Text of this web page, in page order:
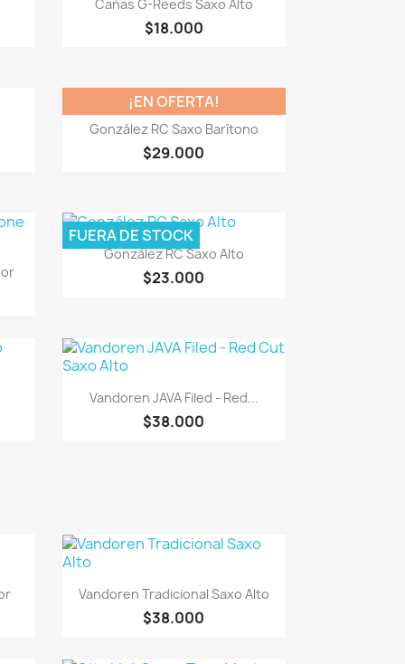
Cañas G-Reeds Saxo Alto
$18.000
Vista rápida
González RC Saxo Barítono
$29.000
¡EN OFERTA!
Vista rápida
González RC Saxo Alto
$23.000
FUERA DE STOCK
Vista rápida
Vandoren JAVA Filed - Red...
$38.000
Vista rápida
Vandoren Tradicional Saxo Alto
$38.000